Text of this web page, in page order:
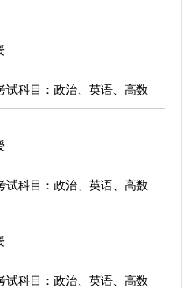
试科目：政治、英语、高数
试科目：政治、英语、高数
试科目：政治、英语、高数